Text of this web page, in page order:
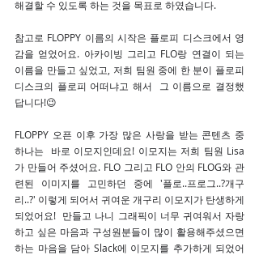
해결할 수 있도록 하는 것을 목표로 하였습니다.
참고로 FLOPPY 이름의 시작은 플로피 디스크에서 영
감을 얻었어요. 아카이빙 그리고 FLO랑 연결이 되는
이름을 만들고 싶었고, 저희 팀원 중에 한 분이 플로피
디스크의 플로피 어떠냐고 해서  그 이름으로 결정했
답니다!😉
FLOPPY 오픈 이후 가장 많은 사랑을 받는 콘텐츠 중
하나는  바로 이모지인데요! 이모지는 저희 팀원 Lisa
가 만들어 주셨어요. FLO 그리고 FLO 안의 FLOG와 관
련된 이미지를 고민하던 중에 '플로..프로그..?개구
리..?' 이렇게 되어서 귀여운 개구리 이모지가 탄생하게
되었어요!  만들고 나니 그래픽이 너무 귀여워서 자랑
하고 싶은 마음과 구성원분들이 많이 활용해주셨으면
하는 마음을 담아 Slack에 이모지를 추가하게 되었어